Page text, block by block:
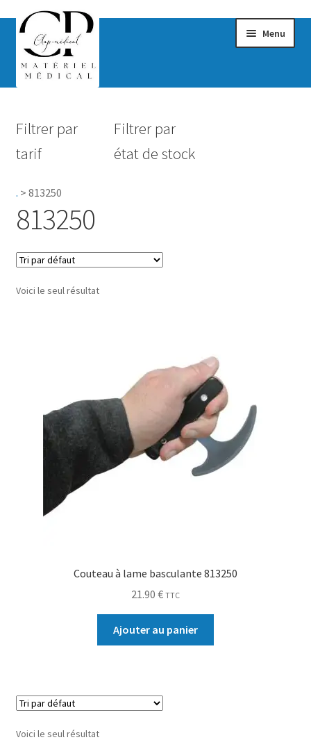
Menu
Hygiène
Accessoires Salle de bain
Filtrer par
tarif
Filtrer par
état de stock
. > 813250
813250
Voici le seul résultat
Couteau à lame basculante 813250
21.90 € TTC
Ajouter au panier
Voici le seul résultat